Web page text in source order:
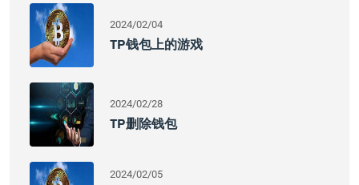
2024/02/04
TP钱包上的游戏
2024/02/28
TP删除钱包
2024/02/05